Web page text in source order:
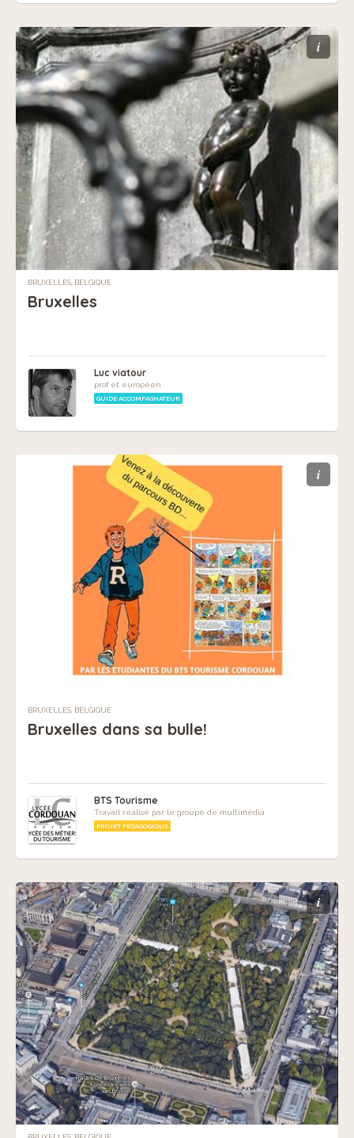
i
BRUXELLES, BELGIQUE
Bruxelles
Luc viatour
prof et européen
GUIDE ACCOMPAGNATEUR
i
BRUXELLES, BELGIQUE
Bruxelles dans sa bulle!
BTS Tourisme
Travail réalisé par le groupe de multimédia
PROJET PÉDAGOGIQUE
i